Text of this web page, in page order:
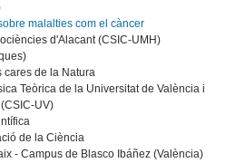
malalties com el càncer
d'Alacant (CSIC-UMH)
cares de la Natura
Teòrica de la Universitat de València i
UV)
de la Ciència
- Campus de Blasco Ibáñez (València)